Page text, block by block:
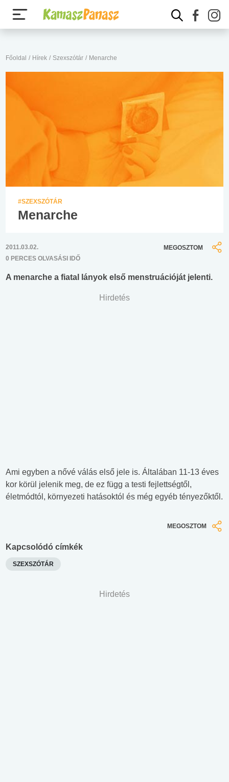
Főoldal / Hírek / Szexszótár / Menarche
#SZEXSZÓTÁR
Menarche
2011.03.02.
0 PERCES OLVASÁSI IDŐ
MEGOSZTOM
A menarche a fiatal lányok első menstruációját jelenti.
Hirdetés
Ami egyben a nővé válás első jele is. Általában 11-13 éves
kor körül jelenik meg, de ez függ a testi fejlettségtől,
életmódtól, környezeti hatásoktól és még egyéb tényezőktől.
MEGOSZTOM
Kapcsolódó címkék
SZEXSZÓTÁR
Hirdetés